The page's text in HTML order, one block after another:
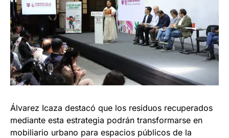
Álvarez Icaza destacó que los residuos recuperados
mediante esta estrategia podrán transformarse en
mobiliario urbano para espacios públicos de la